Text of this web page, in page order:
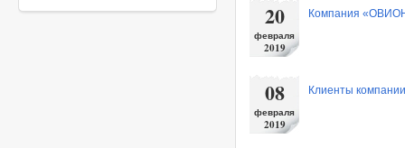
20
февраля
2019
Компания
08
февраля
2019
Клиенты